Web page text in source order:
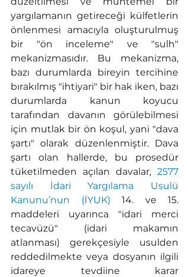
yargılamanın getireceği külfetlerin
önlenmesi amacıyla oluşturulmuş
bir "ön inceleme" ve "sulh"
mekanizmasıdır. Bu mekanizma,
bazı durumlarda bireyin tercihine
bırakılmış "ihtiyari" bir hak iken, bazı
durumlarda kanun koyucu
tarafından davanın görülebilmesi
için mutlak bir ön koşul, yani "dava
şartı" olarak düzenlenmiştir. Dava
şartı olan hallerde, bu prosedür
tüketilmeden açılan davalar, 2577
sayılı İdari Yargılama Usulü
Kanunu’nun (İYUK) 14. ve 15.
maddeleri uyarınca "idari merci
tecavüzü" (idari makamın
atlanması) gerekçesiyle usulden
reddedilmekte veya dosyanın ilgili
idareye tevdiine karar